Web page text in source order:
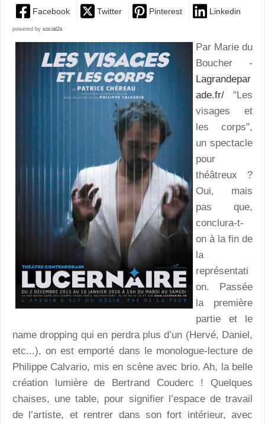
Facebook Twitter Pinterest Linkedin
powered by social2s
Par Marie du
Boucher -
Lagrandepar
ade.fr/ "Les
visages et
les corps",
un spectacle
pour
théâtreux ?
Oui, mais
pas que,
conclura-t-
on à la fin de
la
représentati
on. Passée
la première
partie et le
name dropping qui en perdra plus d’un (Hervé, Daniel,
etc...), on est emporté dans le monologue-lecture de
Philippe Calvario, mis en scène avec brio. Ah, la belle
création lumière de Bertrand Couderc ! Quelques
chaises, une table, pour signifier l’espace de travail
de l’artiste, et rentrer dans son fort intérieur, avec